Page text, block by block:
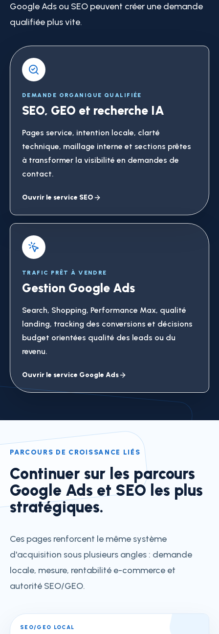
Google Ads ou SEO peuvent créer une demande
qualifiée plus vite.
DEMANDE ORGANIQUE QUALIFIÉE
SEO, GEO et recherche IA
Pages service, intention locale, clarté
technique, maillage interne et sections prêtes
à transformer la visibilité en demandes de
contact.
Ouvrir le service SEO
TRAFIC PRÊT À VENDRE
Gestion Google Ads
Search, Shopping, Performance Max, qualité
landing, tracking des conversions et décisions
budget orientées qualité des leads ou du
revenu.
Ouvrir le service Google Ads
PARCOURS DE CROISSANCE LIÉS
Continuer sur les parcours
Google Ads et SEO les plus
stratégiques.
Ces pages renforcent le même système
d'acquisition sous plusieurs angles : demande
locale, mesure, rentabilité e-commerce et
autorité SEO/GEO.
SEO/GEO LOCAL